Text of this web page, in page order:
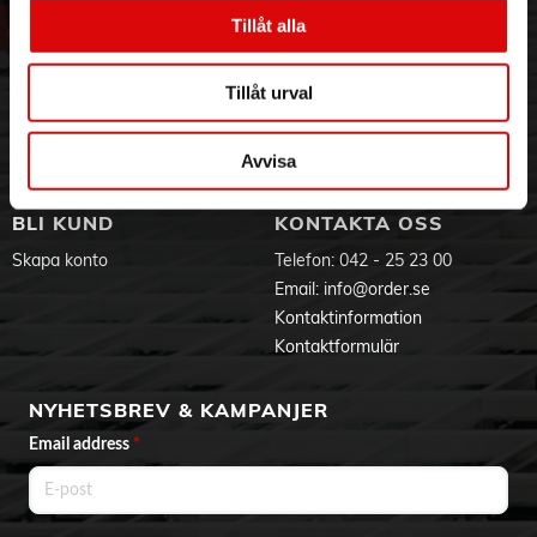
Tillåt alla
Tillåt urval
Avvisa
- Extra lång sladd 2,8 meter
- Fettbricka för enkel rengöring
- Termostat
- Stativ och avställningsyta
- Grillens höjd 83 cm
Visselblåsning
Aktuellt på Order
Service & Support
Godsefterlysning & Felleverans
Integritetspolicy
Om cookies
BLI KUND
Skapa konto
KONTAKTA OSS
Telefon: 042 - 25 23 00
Email: info@order.se
Kontaktinformation
Kontaktformulär
NYHETSBREV & KAMPANJER
Email address *